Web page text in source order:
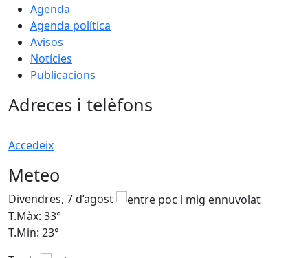
Agenda
Agenda política
Avisos
Notícies
Publicacions
Adreces i telèfons
Accedeix
Meteo
Divendres, 7 d’agost
T.Màx: 33°
T.Min: 23°